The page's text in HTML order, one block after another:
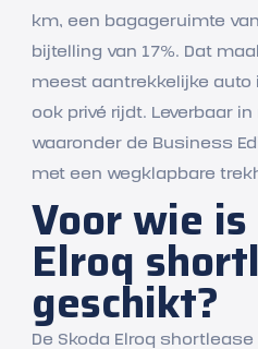
km, een bagageruimte
bijtelling van 17%. Dat
meest aantrekkelijke auto
ook privé rijdt. Leverbaar
waaronder de Business
met een wegklapbare
Voor wie
Elroq
geschikt?
De Skoda Elroq